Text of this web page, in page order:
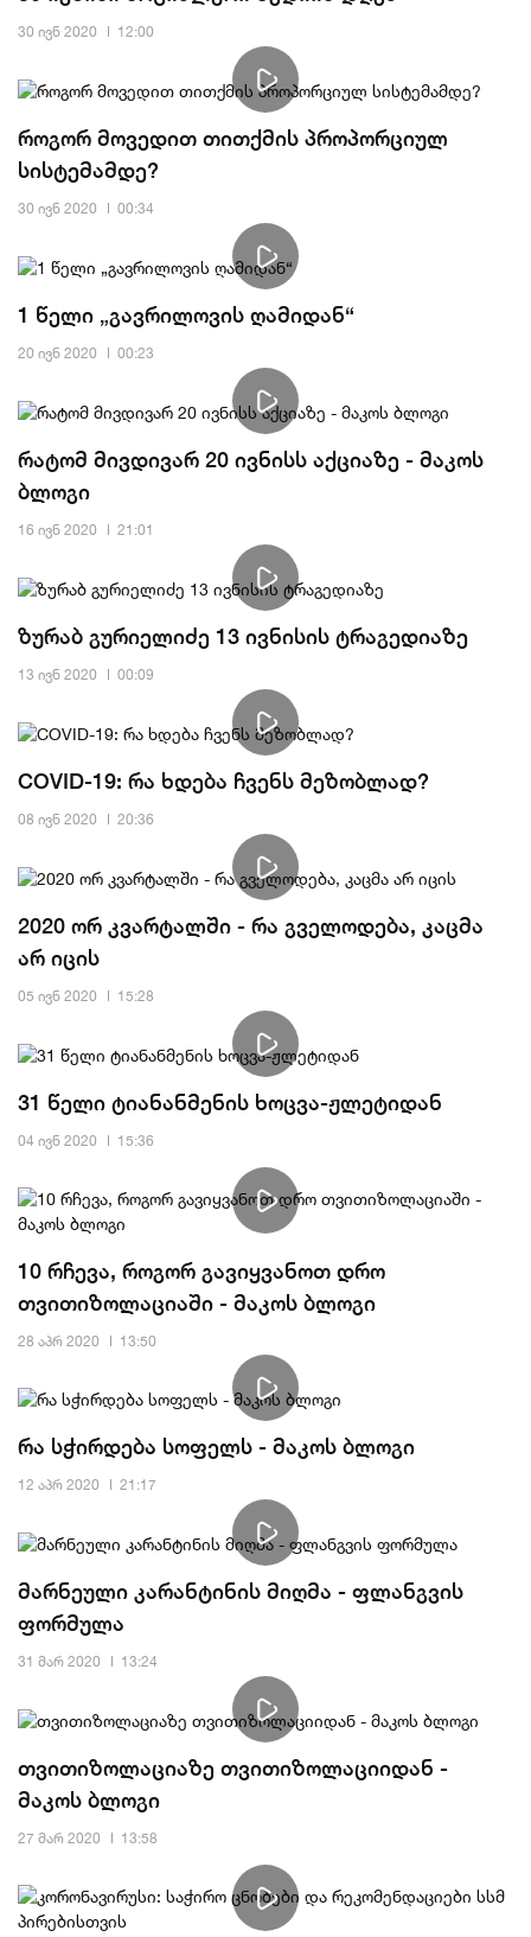
30 ივნ 2020 12:00
როგორ მოვედით თითქმის პროპორციულ
სისტემამდე?
30 ივნ 2020 00:34
1 წელი „გავრილოვის ღამიდან“
20 ივნ 2020 00:23
რატომ მივდივარ 20 ივნისს აქციაზე - მაკოს
ბლოგი
16 ივნ 2020 21:01
ზურაბ გურიელიძე 13 ივნისის ტრაგედიაზე
13 ივნ 2020 00:09
COVID-19: რა ხდება ჩვენს მეზობლად?
08 ივნ 2020 20:36
2020 ორ კვარტალში - რა გველოდება, კაცმა
არ იცის
05 ივნ 2020 15:28
31 წელი ტიანანმენის ხოცვა-ჟლეტიდან
04 ივნ 2020 15:36
10 რჩევა, როგორ გავიყვანოთ დრო
თვითიზოლაციაში - მაკოს ბლოგი
28 აპრ 2020 13:50
რა სჭირდება სოფელს - მაკოს ბლოგი
12 აპრ 2020 21:17
მარნეული კარანტინის მიღმა - ფლანგვის
ფორმულა
31 მარ 2020 13:24
თვითიზოლაციაზე თვითიზოლაციიდან -
მაკოს ბლოგი
27 მარ 2020 13:58